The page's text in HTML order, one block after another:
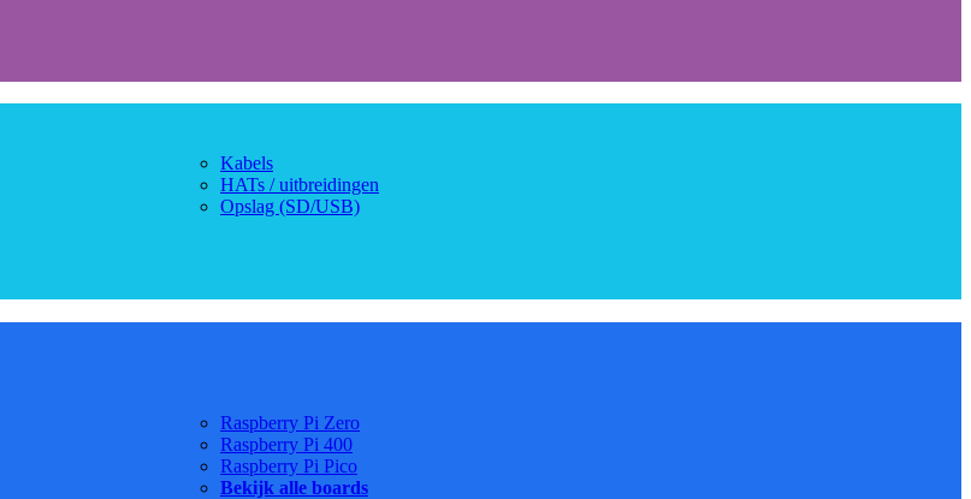
Kabels
HATs / uitbreidingen
Opslag (SD/USB)
Raspberry Pi Zero
Raspberry Pi 400
Raspberry Pi Pico
Bekijk alle boards